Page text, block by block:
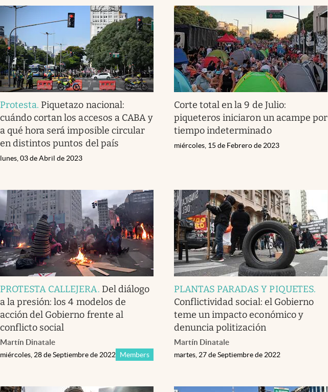
Protesta. Piquetazo nacional:
cuándo cortan los accesos a CABA y
a qué hora será imposible circular
en distintos puntos del país
lunes, 03 de Abril de 2023
Corte total en la 9 de Julio:
piqueteros iniciaron un acampe por
tiempo indeterminado
miércoles, 15 de Febrero de 2023
PROTESTA CALLEJERA. Del diálogo
a la presión: los 4 modelos de
acción del Gobierno frente al
conflicto social
Martín Dinatale
Members
miércoles, 28 de Septiembre de 2022
PLANTAS PARADAS Y PIQUETES.
Conflictividad social: el Gobierno
teme un impacto económico y
denuncia politización
Martín Dinatale
martes, 27 de Septiembre de 2022